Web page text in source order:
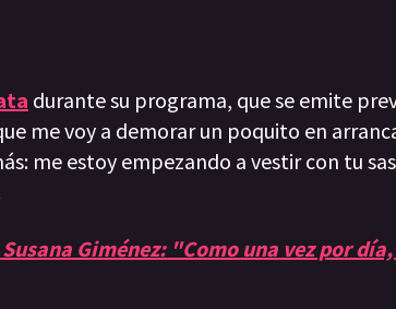
durante su programa, que se emite
me voy a demorar un poquito en
me estoy empezando a vestir con tu
Giménez: "Como una vez por